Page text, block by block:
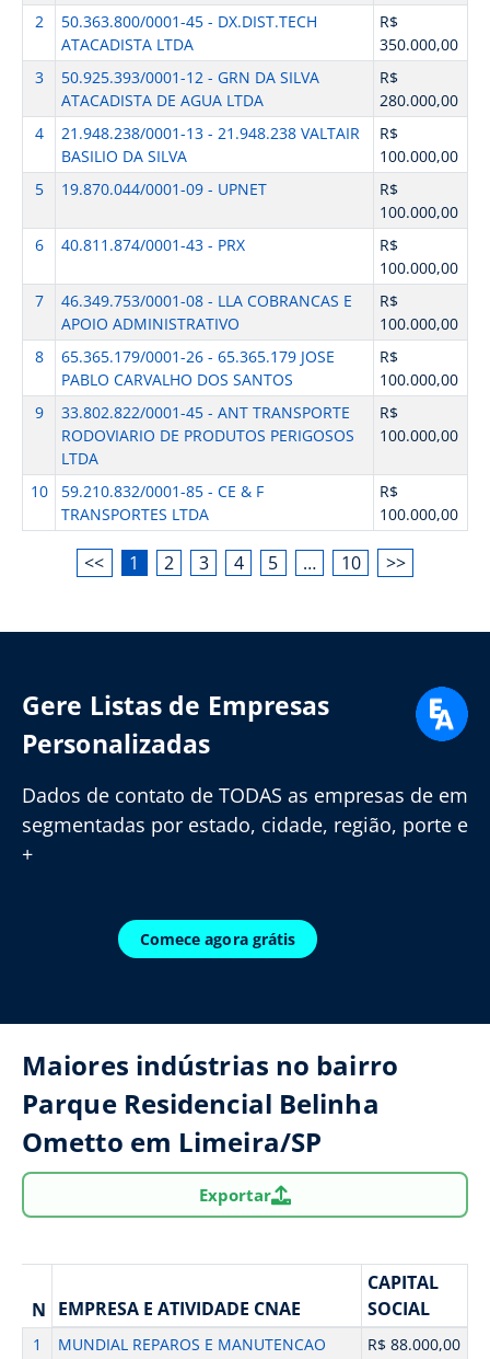
2
50.363.800/0001-45 - DX.DIST.TECH
ATACADISTA LTDA
R$
350.000,00
3
50.925.393/0001-12 - GRN DA SILVA
ATACADISTA DE AGUA LTDA
R$
280.000,00
4
21.948.238/0001-13 - 21.948.238 VALTAIR
BASILIO DA SILVA
R$
100.000,00
5
19.870.044/0001-09 - UPNET
R$
100.000,00
6
40.811.874/0001-43 - PRX
R$
100.000,00
7
46.349.753/0001-08 - LLA COBRANCAS E
APOIO ADMINISTRATIVO
R$
100.000,00
8
65.365.179/0001-26 - 65.365.179 JOSE
PABLO CARVALHO DOS SANTOS
R$
100.000,00
9
33.802.822/0001-45 - ANT TRANSPORTE
RODOVIARIO DE PRODUTOS PERIGOSOS
LTDA
R$
100.000,00
10
59.210.832/0001-85 - CE & F
TRANSPORTES LTDA
R$
100.000,00
<< 1 2 3 4 5 … 10 >>
Gere Listas de Empresas
Personalizadas
Dados de contato de TODAS as empresas de em
segmentadas por estado, cidade, região, porte e
+
Comece agora grátis
Maiores indústrias no bairro
Parque Residencial Belinha
Ometto em Limeira/SP
Exportar
N EMPRESA E ATIVIDADE CNAE
CAPITAL
SOCIAL
1 MUNDIAL REPAROS E MANUTENCAO R$ 88.000,00